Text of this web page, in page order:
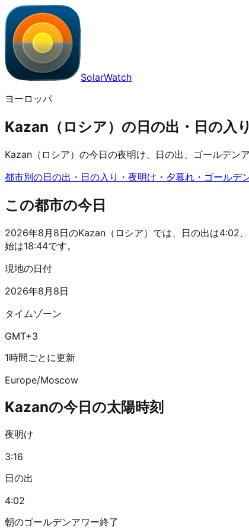
SolarWatch
ヨーロッパ
Kazan（ロシア）の日の出・日の入
Kazan（ロシア）の今日の夜明け、日の出、ゴールデン
都市別の日の出・日の入り・夜明け・夕暮れ・ゴールデ
この都市の今日
2026年8月8日のKazan（ロシア）では、日の出は4:02
始は18:44です。
現地の日付
2026年8月8日
タイムゾーン
GMT+3
1時間ごとに更新
Europe/Moscow
Kazanの今日の太陽時刻
夜明け
3:16
日の出
4:02
朝のゴールデンアワー終了